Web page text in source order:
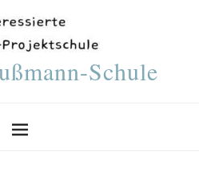
Schule